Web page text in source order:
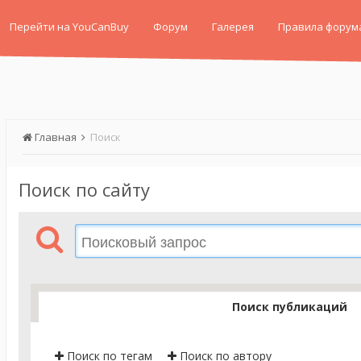
Перейти на YouCanBuy Форум Галерея Правила
Главная Поиск
Поиск по сайту
Поиск публикаций
Поиск по тегам Поиск по автору